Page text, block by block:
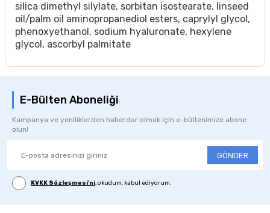
silica dimethyl silylate, sorbitan isostearate, linseed
oil/palm oil aminopropanediol esters, caprylyl glycol,
phenoxyethanol, sodium hyaluronate, hexylene
glycol, ascorbyl palmitate
E-Bülten Aboneliği
Kampanya ve yeniliklerden haberdar olmak için e-bültenimize abone
olun!
GÖNDER
KVKK Sözleşmesi'ni, okudum, kabul ediyorum.